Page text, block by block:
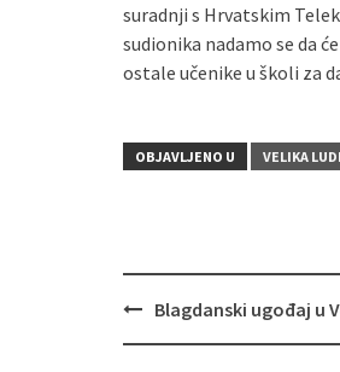
suradnji s Hrvatskim
sudionika nadamo se da
ostale učenike u školi za
OBJAVLJENO U VELIKA
Blagdanski ugođaj u